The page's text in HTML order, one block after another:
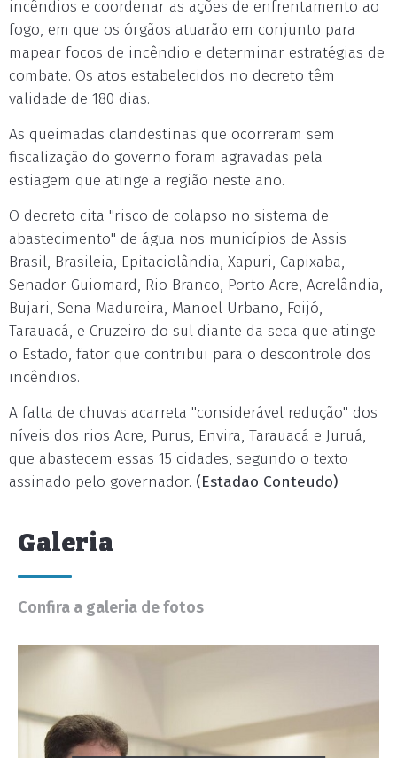
incêndios e coordenar as ações de enfrentamento ao
fogo, em que os órgãos atuarão em conjunto para
mapear focos de incêndio e determinar estratégias de
combate. Os atos estabelecidos no decreto têm
validade de 180 dias.
As queimadas clandestinas que ocorreram sem
fiscalização do governo foram agravadas pela
estiagem que atinge a região neste ano.
O decreto cita "risco de colapso no sistema de
abastecimento" de água nos municípios de Assis
Brasil, Brasileia, Epitaciolândia, Xapuri, Capixaba,
Senador Guiomard, Rio Branco, Porto Acre, Acrelândia,
Bujari, Sena Madureira, Manoel Urbano, Feijó,
Tarauacá, e Cruzeiro do sul diante da seca que atinge
o Estado, fator que contribui para o descontrole dos
incêndios.
A falta de chuvas acarreta "considerável redução" dos
níveis dos rios Acre, Purus, Envira, Tarauacá e Juruá,
que abastecem essas 15 cidades, segundo o texto
assinado pelo governador. (Estadao Conteudo)
Galeria
Confira a galeria de fotos